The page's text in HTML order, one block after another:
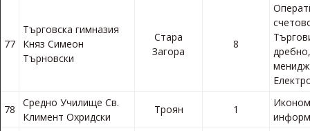
77
Търговска гимназия
Княз Симеон
Търновски
Стара
Загора
8
78
Средно Училище Св.
Климент Охридски
Троян 1